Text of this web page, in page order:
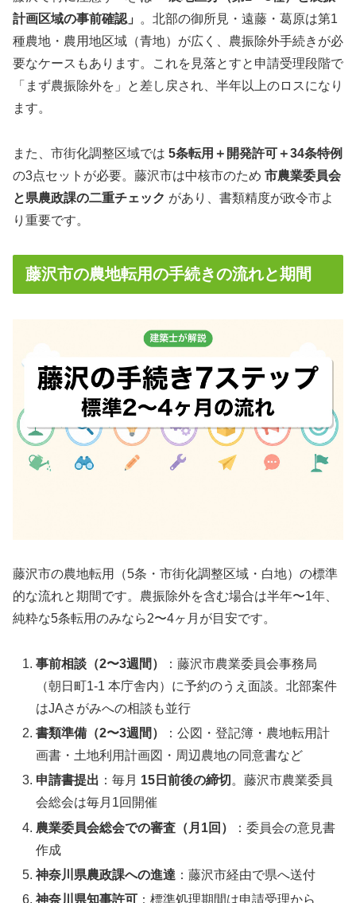
計画区域の事前確認」
。北部の御所見・遠藤・葛原は第1
種農地・農用地区域（青地）が広く、農振除外手続きが必
要なケースもあります。これを見落とすと申請受理段階で
「まず農振除外を」と差し戻され、半年以上のロスになり
ます。
また、市街化調整区域では 5条転用＋開発許可＋34条特例
の3点セットが必要。藤沢市は中核市のため 市農業委員会
と県農政課の二重チェック があり、書類精度が政令市よ
り重要です。
藤沢市の農地転用の手続きの流れと期間
藤沢市の農地転用（5条・市街化調整区域・白地）の標準
的な流れと期間です。農振除外を含む場合は半年〜1年、
純粋な5条転用のみなら2〜4ヶ月が目安です。
事前相談（2〜3週間）
：藤沢市農業委員会事務局
（朝日町1-1 本庁舎内）に予約のうえ面談。北部案件
はJAさがみへの相談も並行
書類準備（2〜3週間）
：公図・登記簿・農地転用計
画書・土地利用計画図・周辺農地の同意書など
申請書提出 ：毎月 15日前後の締切 。藤沢市農業委員
会総会は毎月1回開催
農業委員会総会での審査（月1回）
：委員会の意見書
作成
神奈川県農政課への進達 ：藤沢市経由で県へ送付
神奈川県知事許可 ：標準処理期間は申請受理から